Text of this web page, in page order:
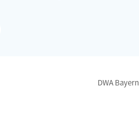
DWA Bayern